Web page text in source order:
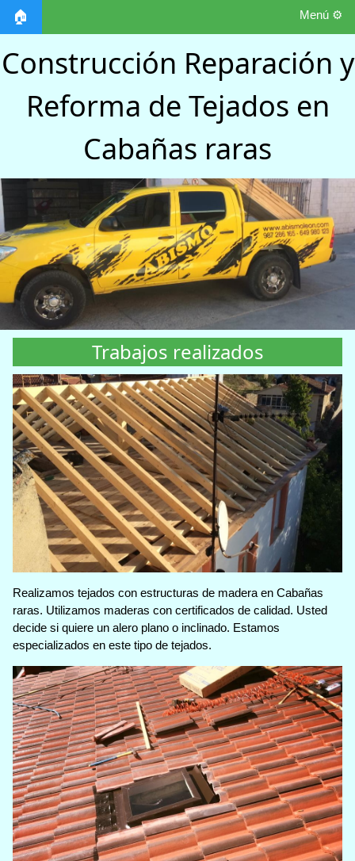
🏠 Menú ⚙️
Construcción Reparación y
Reforma de Tejados en
Cabañas raras
Trabajos realizados
Realizamos tejados con estructuras de madera en Cabañas
raras. Utilizamos maderas con certificados de calidad. Usted
decide si quiere un alero plano o inclinado. Estamos
especializados en este tipo de tejados.